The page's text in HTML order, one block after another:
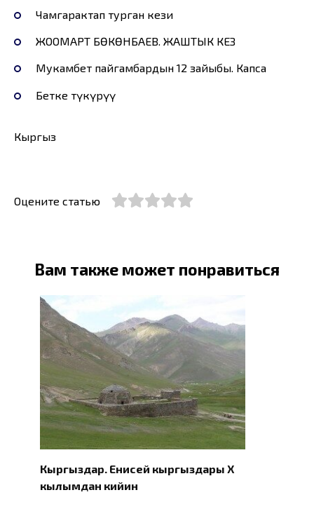
Чамгарактап турган кези
ЖООМАРТ БӨКӨНБАЕВ. ЖАШТЫК КЕЗ
Мукамбет пайгамбардын 12 зайыбы. Капса
Бетке түкүрүү
Кыргыз
Оцените статью
Вам также может понравиться
Кыргыздар. Eнисей кыргыздары X
кылымдан кийин